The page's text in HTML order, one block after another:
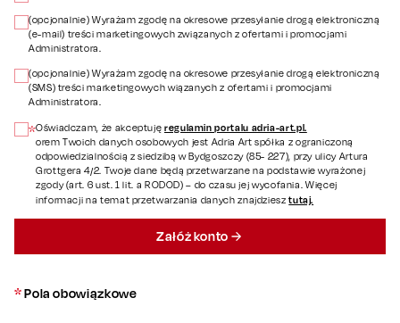
(opcjonalnie) Wyrażam zgodę na okresowe przesyłanie drogą elektroniczną
(e-mail) treści marketingowych związanych z ofertami i promocjami
Administratora.
(opcjonalnie) Wyrażam zgodę na okresowe przesyłanie drogą elektroniczną
(SMS) treści marketingowych wiązanych z ofertami i promocjami
Administratora.
*Oświadczam, że akceptuję regulamin portalu adria-art.pl.
orem Twoich danych osobowych jest Adria Art spółka z ograniczoną
odpowiedzialnością z siedzibą w Bydgoszczy (85- 227), przy ulicy Artura
Grottgera 4/2. Twoje dane będą przetwarzane na podstawie wyrażonej
zgody (art. 6 ust. 1 lit. a RODOD) – do czasu jej wycofania. Więcej
informacji na temat przetwarzania danych znajdziesztutaj.
Załóż konto
*Pola obowiązkowe